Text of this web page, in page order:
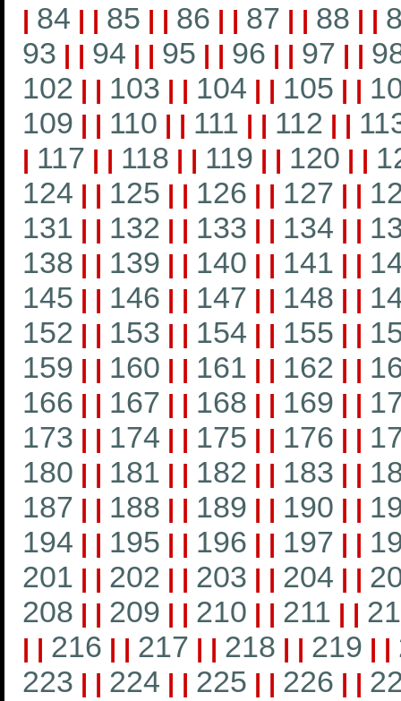
| 84 | | 85 | | 86 | | 87 | | 88 | |
93 | | 94 | | 95 | | 96 | | 97 | |
102 | | 103 | | 104 | | 105 | |
109 | | 110 | | 111 | | 112 | |
| 117 | | 118 | | 119 | | 120 | |
124 | | 125 | | 126 | | 127 | |
131 | | 132 | | 133 | | 134 | |
138 | | 139 | | 140 | | 141 | |
145 | | 146 | | 147 | | 148 | |
152 | | 153 | | 154 | | 155 | |
159 | | 160 | | 161 | | 162 | |
166 | | 167 | | 168 | | 169 | |
173 | | 174 | | 175 | | 176 | |
180 | | 181 | | 182 | | 183 | |
187 | | 188 | | 189 | | 190 | |
194 | | 195 | | 196 | | 197 | |
201 | | 202 | | 203 | | 204 | |
208 | | 209 | | 210 | | 211 | |
| | 216 | | 217 | | 218 | | 219 | |
223 | | 224 | | 225 | | 226 | |